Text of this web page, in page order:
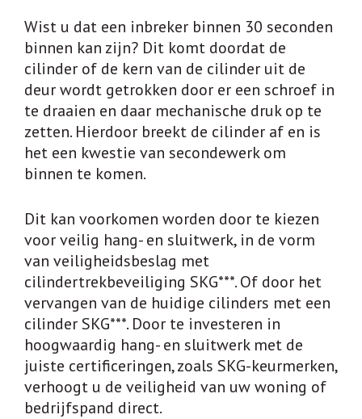
Wist u dat een inbreker binnen 30 seconden
binnen kan zijn? Dit komt doordat de
cilinder of de kern van de cilinder uit de
deur wordt getrokken door er een schroef in
te draaien en daar mechanische druk op te
zetten. Hierdoor breekt de cilinder af en is
het een kwestie van secondewerk om
binnen te komen.
Dit kan voorkomen worden door te kiezen
voor veilig hang- en sluitwerk, in de vorm
van veiligheidsbeslag met
cilindertrekbeveiliging SKG***. Of door het
vervangen van de huidige cilinders met een
cilinder SKG***. Door te investeren in
hoogwaardig hang- en sluitwerk met de
juiste certificeringen, zoals SKG-keurmerken,
verhoogt u de veiligheid van uw woning of
bedrijfspand direct.